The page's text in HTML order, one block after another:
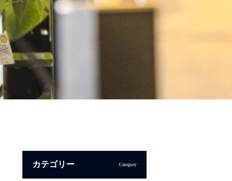
カテゴリー Category